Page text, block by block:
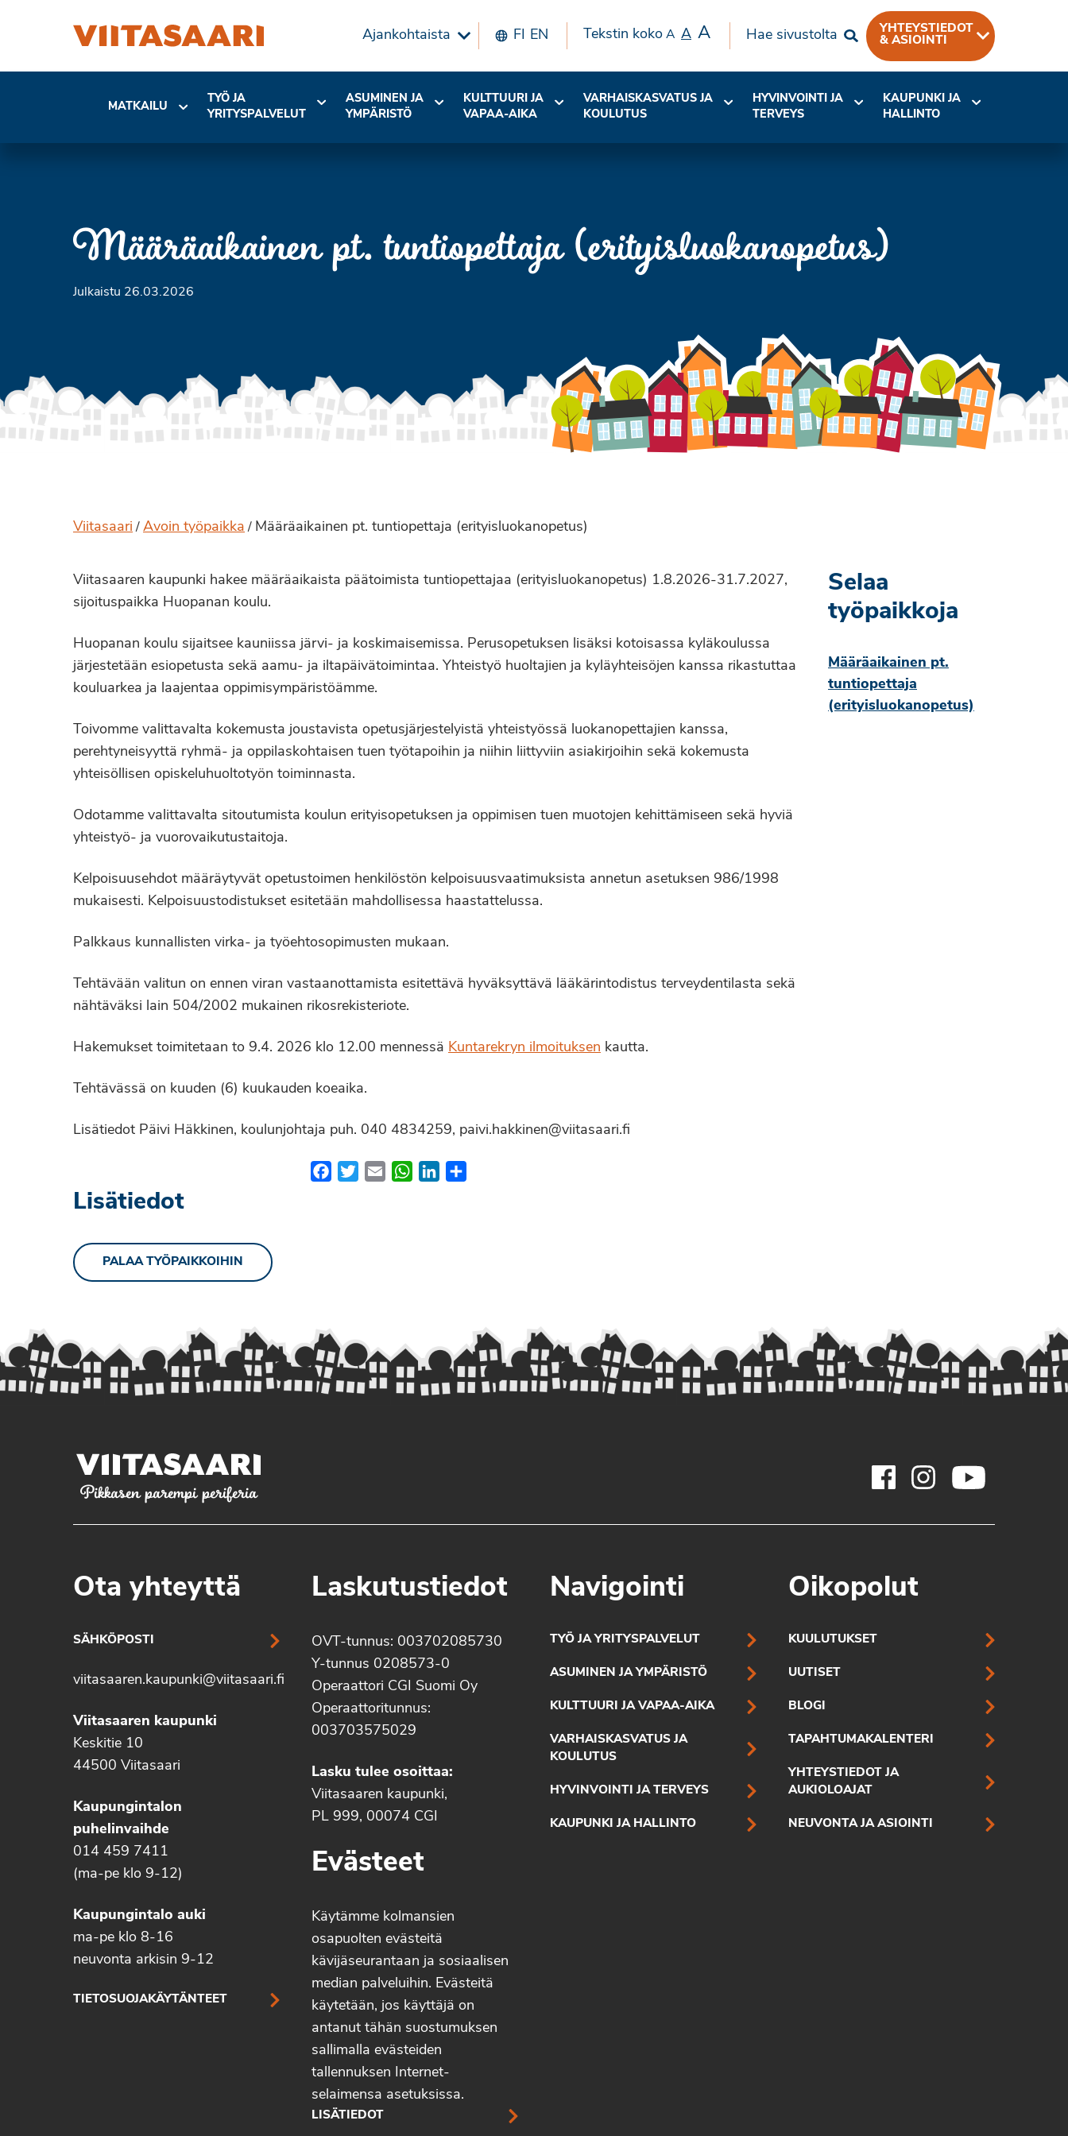
Ajankohtaista FI EN Tekstin koko A A A Hae sivustolta
YHTEYSTIEDOT
& ASIOINTI
MATKAILU
TYÖ JA
YRITYSPALVELUT
ASUMINEN JA
YMPÄRISTÖ
KULTTUURI JA
VAPAA-AIKA
VARHAISKASVATUS JA
KOULUTUS
HYVINVOINTI JA
TERVEYS
KAUPUNKI JA
HALLINTO
Määräaikainen pt. tuntiopettaja (erityisluokanopetus)
Julkaistu 26.03.2026
Viitasaari / Avoin työpaikka / Määräaikainen pt. tuntiopettaja (erityisluokanopetus)
Viitasaaren kaupunki hakee määräaikaista päätoimista tuntiopettajaa (erityisluokanopetus) 1.8.2026-31.7.2027,
sijoituspaikka Huopanan koulu.
Huopanan koulu sijaitsee kauniissa järvi- ja koskimaisemissa. Perusopetuksen lisäksi kotoisassa kyläkoulussa
järjestetään esiopetusta sekä aamu- ja iltapäivätoimintaa. Yhteistyö huoltajien ja kyläyhteisöjen kanssa rikastuttaa
kouluarkea ja laajentaa oppimisympäristöämme.
Toivomme valittavalta kokemusta joustavista opetusjärjestelyistä yhteistyössä luokanopettajien kanssa,
perehtyneisyyttä ryhmä- ja oppilaskohtaisen tuen työtapoihin ja niihin liittyviin asiakirjoihin sekä kokemusta
yhteisöllisen opiskeluhuoltotyön toiminnasta.
Odotamme valittavalta sitoutumista koulun erityisopetuksen ja oppimisen tuen muotojen kehittämiseen sekä hyviä
yhteistyö- ja vuorovaikutustaitoja.
Kelpoisuusehdot määräytyvät opetustoimen henkilöstön kelpoisuusvaatimuksista annetun asetuksen 986/1998
mukaisesti. Kelpoisuustodistukset esitetään mahdollisessa haastattelussa.
Palkkaus kunnallisten virka- ja työehtosopimusten mukaan.
Tehtävään valitun on ennen viran vastaanottamista esitettävä hyväksyttävä lääkärintodistus terveydentilasta sekä
nähtäväksi lain 504/2002 mukainen rikosrekisteriote.
Hakemukset toimitetaan to 9.4. 2026 klo 12.00 mennessä Kuntarekryn ilmoituksen kautta.
Tehtävässä on kuuden (6) kuukauden koeaika.
Lisätiedot Päivi Häkkinen, koulunjohtaja puh. 040 4834259, paivi.hakkinen@viitasaari.fi
FacebookTwitterEmail WhatsApp
LinkedIn
Lisätiedot
PALAA TYÖPAIKKOIHIN
Selaa
työpaikkoja
Määräaikainen pt.
tuntiopettaja
(erityisluokanopetus)
Pikkasen parempi periferia
Ota yhteyttä
SÄHKÖPOSTI
viitasaaren.kaupunki@viitasaari.fi
Viitasaaren kaupunki
Keskitie 10
44500 Viitasaari
Kaupungintalon
puhelinvaihde
014 459 7411
(ma-pe klo 9-12)
Kaupungintalo auki
ma-pe klo 8-16
neuvonta arkisin 9-12
TIETOSUOJAKÄYTÄNTEET
Laskutustiedot
OVT-tunnus: 003702085730
Y-tunnus 0208573-0
Operaattori CGI Suomi Oy
Operaattoritunnus:
003703575029
Lasku tulee osoittaa:
Viitasaaren kaupunki,
PL 999, 00074 CGI
Evästeet
Käytämme kolmansien
osapuolten evästeitä
kävijäseurantaan ja sosiaalisen
median palveluihin. Evästeitä
käytetään, jos käyttäjä on
antanut tähän suostumuksen
sallimalla evästeiden
tallennuksen Internet-
selaimensa asetuksissa.
LISÄTIEDOT
Navigointi
TYÖ JA YRITYSPALVELUT
ASUMINEN JA YMPÄRISTÖ
KULTTUURI JA VAPAA-AIKA
VARHAISKASVATUS JA
KOULUTUS
HYVINVOINTI JA TERVEYS
KAUPUNKI JA HALLINTO
Oikopolut
KUULUTUKSET
UUTISET
BLOGI
TAPAHTUMAKALENTERI
YHTEYSTIEDOT JA
AUKIOLOAJAT
NEUVONTA JA ASIOINTI